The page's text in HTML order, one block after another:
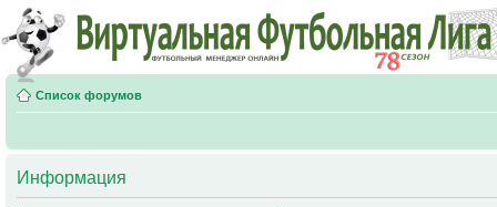
Список форумов
Информация